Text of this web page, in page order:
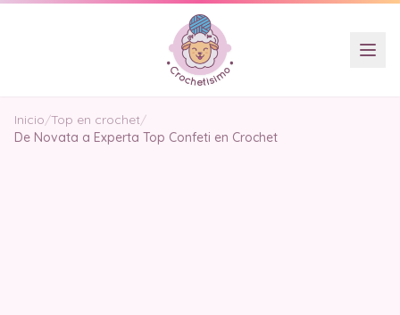
Inicio/Top en crochet/
De Novata a Experta Top Confeti en Crochet